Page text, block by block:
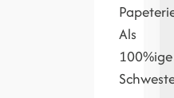
Als
100%ige